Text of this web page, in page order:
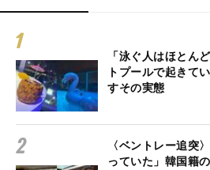
「泳ぐ人はほとん
トプールで起きて
すその実態
〈ベントレー追突
っていた」韓国籍